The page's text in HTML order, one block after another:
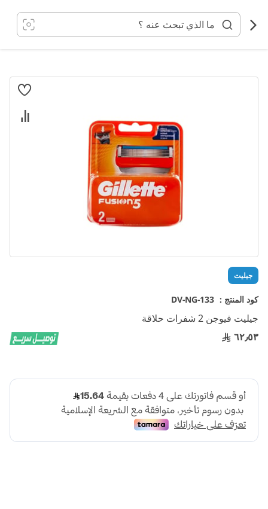
المحتوى
جيليت
كود المنتج : DV-NG-133
جيليت فيوجن 2 شفرات حلاقة
٦٢٫٥٣
انتقل
تخطي
إلى
بداية
معرض
الصور